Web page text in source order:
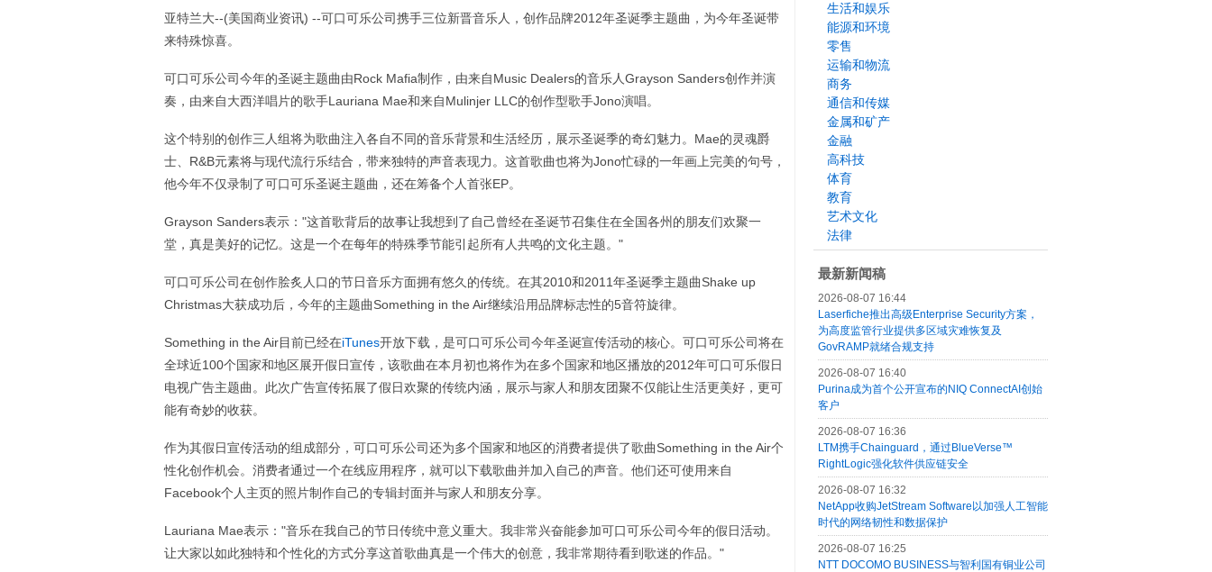
亚特兰大--(美国商业资讯) --可口可乐公司携手三位新晋音乐人，创作品牌2012年圣诞季主题曲，为今年圣诞带
来特殊惊喜。
可口可乐公司今年的圣诞主题曲由Rock Mafia制作，由来自Music Dealers的音乐人Grayson Sanders创作并演
奏，由来自大西洋唱片的歌手Lauriana Mae和来自Mulinjer LLC的创作型歌手Jono演唱。
这个特别的创作三人组将为歌曲注入各自不同的音乐背景和生活经历，展示圣诞季的奇幻魅力。Mae的灵魂爵
士、R&B元素将与现代流行乐结合，带来独特的声音表现力。这首歌曲也将为Jono忙碌的一年画上完美的句号，
他今年不仅录制了可口可乐圣诞主题曲，还在筹备个人首张EP。
Grayson Sanders表示："这首歌背后的故事让我想到了自己曾经在圣诞节召集住在全国各州的朋友们欢聚一
堂，真是美好的记忆。这是一个在每年的特殊季节能引起所有人共鸣的文化主题。"
可口可乐公司在创作脍炙人口的节日音乐方面拥有悠久的传统。在其2010和2011年圣诞季主题曲Shake up
Christmas大获成功后，今年的主题曲Something in the Air继续沿用品牌标志性的5音符旋律。
Something in the Air目前已经在iTunes开放下载，是可口可乐公司今年圣诞宣传活动的核心。可口可乐公司将在
全球近100个国家和地区展开假日宣传，该歌曲在本月初也将作为在多个国家和地区播放的2012年可口可乐假日
电视广告主题曲。此次广告宣传拓展了假日欢聚的传统内涵，展示与家人和朋友团聚不仅能让生活更美好，更可
能有奇妙的收获。
作为其假日宣传活动的组成部分，可口可乐公司还为多个国家和地区的消费者提供了歌曲Something in the Air个
性化创作机会。消费者通过一个在线应用程序，就可以下载歌曲并加入自己的声音。他们还可使用来自
Facebook个人主页的照片制作自己的专辑封面并与家人和朋友分享。
Lauriana Mae表示："音乐在我自己的节日传统中意义重大。我非常兴奋能参加可口可乐公司今年的假日活动。
让大家以如此独特和个性化的方式分享这首歌曲真是一个伟大的创意，我非常期待看到歌迷的作品。"
生活和娱乐
能源和环境
零售
运输和物流
商务
通信和传媒
金属和矿产
金融
高科技
体育
教育
艺术文化
法律
最新新闻稿
2026-08-07 16:44
Laserfiche推出高级Enterprise Security方案，
为高度监管行业提供多区域灾难恢复及
GovRAMP就绪合规支持
2026-08-07 16:40
Purina成为首个公开宣布的NIQ ConnectAI创始
客户
2026-08-07 16:36
LTM携手Chainguard，通过BlueVerse™
RightLogic强化软件供应链安全
2026-08-07 16:32
NetApp收购JetStream Software以加强人工智能
时代的网络韧性和数据保护
2026-08-07 16:25
NTT DOCOMO BUSINESS与智利国有铜业公司